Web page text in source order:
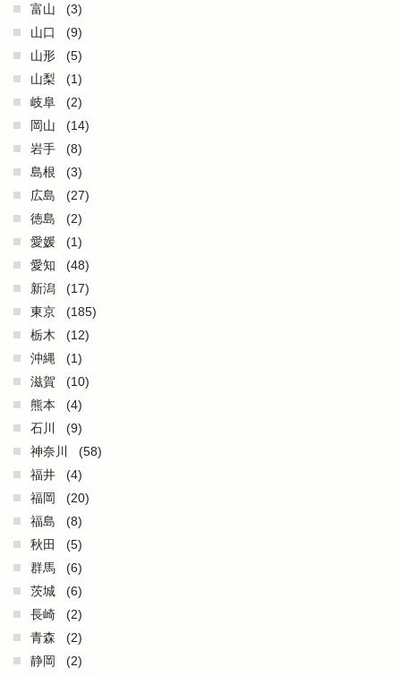
富山
(3)
山口
(9)
山形
(5)
山梨
(1)
岐阜
(2)
岡山
(14)
岩手
(8)
島根
(3)
広島
(27)
徳島
(2)
愛媛
(1)
愛知
(48)
新潟
(17)
東京
(185)
栃木
(12)
沖縄
(1)
滋賀
(10)
熊本
(4)
石川
(9)
神奈川
(58)
福井
(4)
福岡
(20)
福島
(8)
秋田
(5)
群馬
(6)
茨城
(6)
長崎
(2)
青森
(2)
静岡
(2)